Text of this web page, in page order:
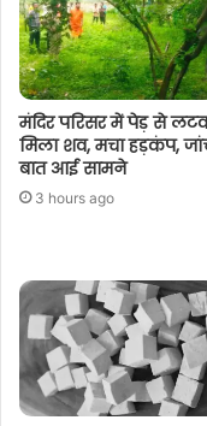
मंदिर परिसर में पेड़ से
मिला शव, मचा हड़कंप,
बात आई सामने
3 hours ago